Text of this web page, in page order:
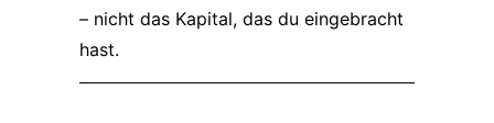
– nicht das Kapital, das du eingebracht
hast.